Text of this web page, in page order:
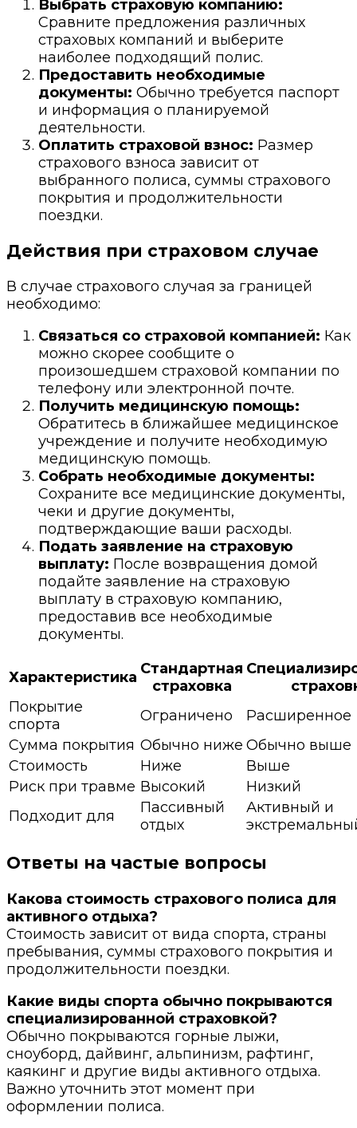
Выбрать страховую компанию:
Сравните предложения различных
страховых компаний и выберите
наиболее подходящий полис.
Предоставить необходимые
документы: Обычно требуется паспорт
и информация о планируемой
деятельности.
Оплатить страховой взнос: Размер
страхового взноса зависит от
выбранного полиса, суммы страхового
покрытия и продолжительности
поездки.
Действия при страховом случае
В случае страхового случая за границей
необходимо:
Связаться со страховой компанией: Как
можно скорее сообщите о
произошедшем страховой компании по
телефону или электронной почте.
Получить медицинскую помощь:
Обратитесь в ближайшее медицинское
учреждение и получите необходимую
медицинскую помощь.
Собрать необходимые документы:
Сохраните все медицинские документы,
чеки и другие документы,
подтверждающие ваши расходы.
Подать заявление на страховую
выплату: После возвращения домой
подайте заявление на страховую
выплату в страховую компанию,
предоставив все необходимые
документы.
Характеристика Стандартная
страховка
Покрытие
спорта
Ограничено
Расширенное
Сумма покрытия Обычно ниже Обычно выше
Стоимость
Ниже
Выше
Риск при травме Высокий
Низкий
Подходит для
Пассивный
отдых
Активный и
Ответы на частые вопросы
Какова стоимость страхового полиса для
активного отдыха?
Стоимость зависит от вида спорта, страны
пребывания, суммы страхового покрытия и
продолжительности поездки.
Какие виды спорта обычно покрываются
специализированной страховкой?
Обычно покрываются горные лыжи,
сноуборд, дайвинг, альпинизм, рафтинг,
каякинг и другие виды активного отдыха.
Важно уточнить этот момент при
оформлении полиса.